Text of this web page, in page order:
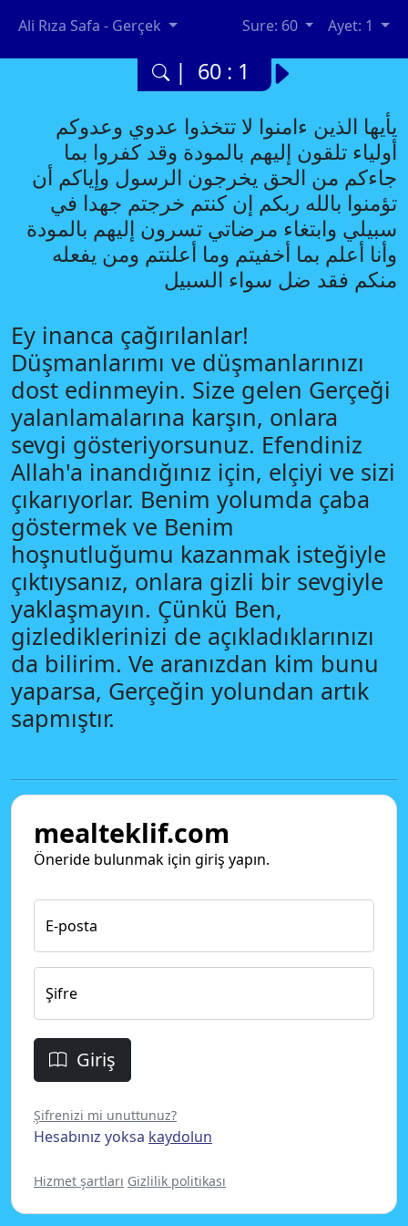
Ali Rıza Safa - Gerçek Sure: 60 Ayet: 1
| 60 : 1
يأيها الذين ءامنوا لا تتخذوا عدوي وعدوكم
أولياء تلقون إليهم بالمودة وقد كفروا بما
جاءكم من الحق يخرجون الرسول وإياكم أن
تؤمنوا بالله ربكم إن كنتم خرجتم جهدا في
سبيلي وابتغاء مرضاتي تسرون إليهم بالمودة
وأنا أعلم بما أخفيتم وما أعلنتم ومن يفعله
منكم فقد ضل سواء السبيل
Ey inanca çağırılanlar!
Düşmanlarımı ve düşmanlarınızı
dost edinmeyin. Size gelen Gerçeği
yalanlamalarına karşın, onlara
sevgi gösteriyorsunuz. Efendiniz
Allah'a inandığınız için, elçiyi ve sizi
çıkarıyorlar. Benim yolumda çaba
göstermek ve Benim
hoşnutluğumu kazanmak isteğiyle
çıktıysanız, onlara gizli bir sevgiyle
yaklaşmayın. Çünkü Ben,
gizlediklerinizi de açıkladıklarınızı
da bilirim. Ve aranızdan kim bunu
yaparsa, Gerçeğin yolundan artık
sapmıştır.
mealteklif.com
Öneride bulunmak için giriş yapın.
E-posta
Şifre
Giriş
Şifrenizi mi unuttunuz?
Hesabınız yoksa kaydolun
Hizmet şartları Gizlilik politikası